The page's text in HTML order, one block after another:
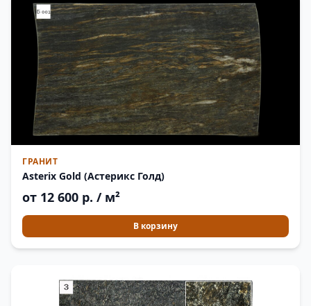
ГРАНИТ
Asterix Gold (Астерикс Голд)
от 12 600 р. / м²
В корзину